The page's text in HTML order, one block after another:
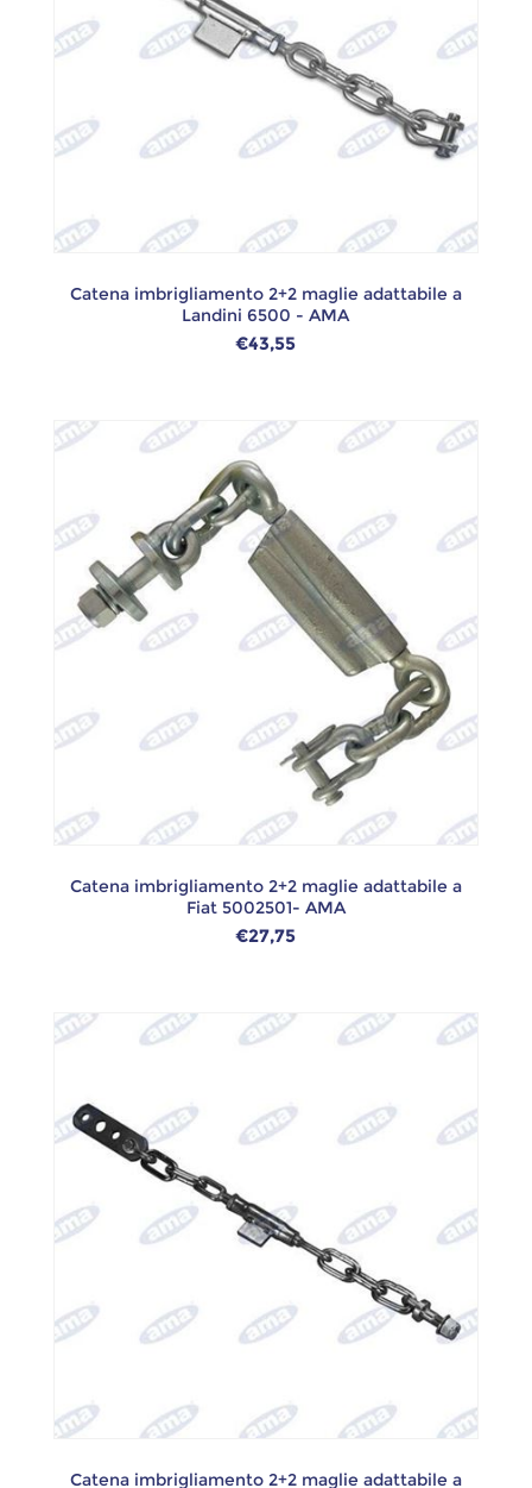
Catena imbrigliamento 2+2 maglie adattabile a
Landini 6500 - AMA
€43,55
Catena imbrigliamento 2+2 maglie adattabile a
Fiat 5002501- AMA
€27,75
Catena imbrigliamento 2+2 maglie adattabile a